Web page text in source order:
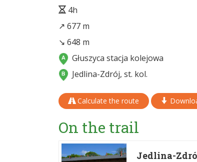
4h
↗ 677 m
↘ 648 m
Głuszyca stacja kolejowa
Jedlina-Zdrój, st. kol.
Calculate the route
On the trail
Jedlina-